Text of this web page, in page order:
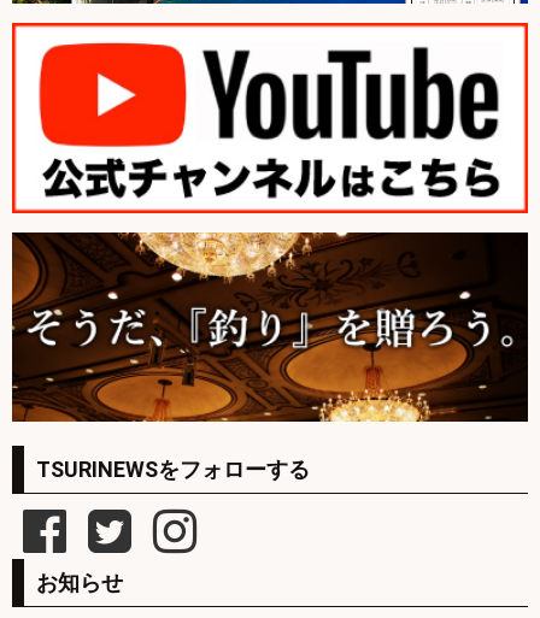
TSURINEWSをフォローする
お知らせ